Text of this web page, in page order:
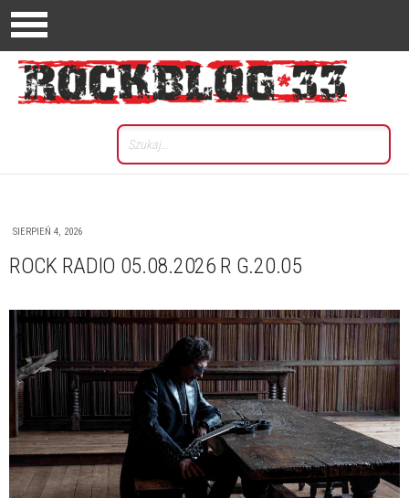
SIERPIEŃ 4, 2026
ROCK RADIO 05.08.2026 R G.20.05